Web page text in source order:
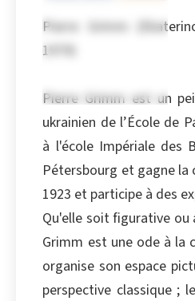
Pierre Grimm
1979)
Pierre Grimm est un
ukrainien de l’École de
à l'école Impériale des
Pétersbourg et gagne la
1923 et participe à des
Qu'elle soit figurative
Grimm est une ode à la
organise son espace
perspective classique ;
Copier